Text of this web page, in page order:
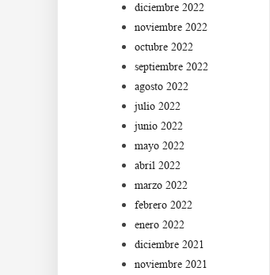
diciembre 2022
noviembre 2022
octubre 2022
septiembre 2022
agosto 2022
julio 2022
junio 2022
mayo 2022
abril 2022
marzo 2022
febrero 2022
enero 2022
diciembre 2021
noviembre 2021